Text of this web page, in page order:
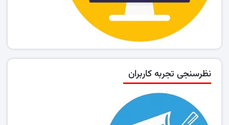
نظرسنجی تجربه کاربران